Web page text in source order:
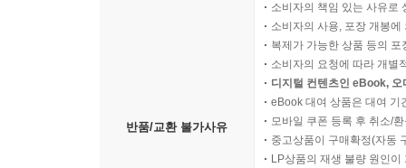
반품/교환 불가사유
소비자의 책임 있는 사유로
소비자의 사용, 포장 개봉
복제가 가능한 상품 등의
소비자의 요청에 따라 개별
디지털 컨텐츠인 eBook,
eBook 대여 상품은 대여 기
모바일 쿠폰 등록 후 취소/
중고상품이 구매확정(자동
LP상품의 재생 불량 원인